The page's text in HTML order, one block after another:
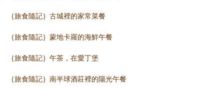
｛旅食隨記｝古城裡的家常菜餐
｛旅食隨記｝蒙地卡羅的海鮮午餐
｛旅食隨記｝午茶，在愛丁堡
｛旅食隨記｝南半球酒莊裡的陽光午餐